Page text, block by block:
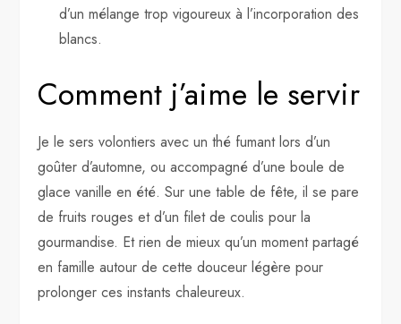
d’un mélange trop vigoureux à l’incorporation des
blancs.
Comment j’aime le servir
Je le sers volontiers avec un thé fumant lors d’un
goûter d’automne, ou accompagné d’une boule de
glace vanille en été. Sur une table de fête, il se pare
de fruits rouges et d’un filet de coulis pour la
gourmandise. Et rien de mieux qu’un moment partagé
en famille autour de cette douceur légère pour
prolonger ces instants chaleureux.